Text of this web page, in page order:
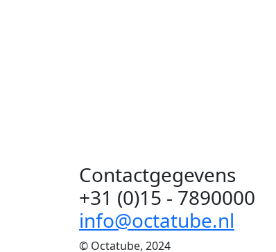
Contactgegevens
+31 (0)15 - 7890000
info@octatube.nl
© Octatube, 2024